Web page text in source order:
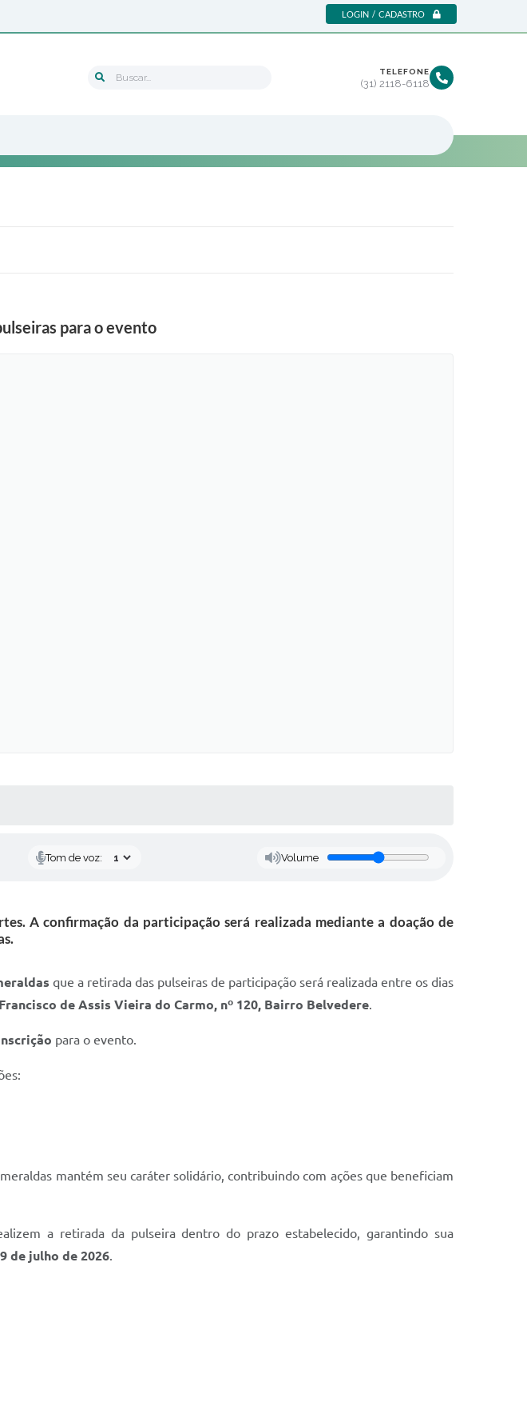
LOGIN / CADASTRO
Buscar... TELEFONE
(31) 2118-6118
para o evento
Tom de voz: Volume
A confirmação da participação será realizada mediante a doação de
que a retirada das pulseiras de participação será realizada entre os dias
de Assis Vieira do Carmo, nº 120, Bairro Belvedere.
para o evento.
mantém seu caráter solidário, contribuindo com ações que beneficiam
a retirada da pulseira dentro do prazo estabelecido, garantindo sua
de julho de 2026.